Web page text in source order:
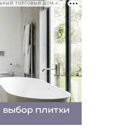
РЕКЛАМА • ООО СТРОИТЕЛЬНЫЙ ТОРГОВЫЙ ДОМ «ПЕТРОВИЧ». ИНН: 7802348846